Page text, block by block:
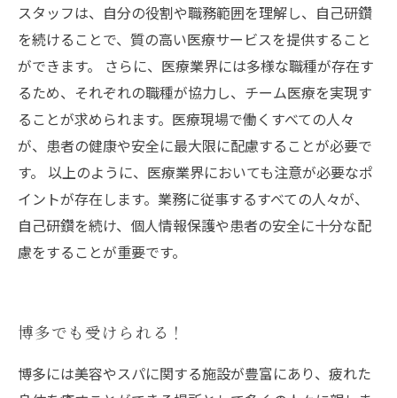
スタッフは、自分の役割や職務範囲を理解し、自己研鑽
を続けることで、質の高い医療サービスを提供すること
ができます。 さらに、医療業界には多様な職種が存在す
るため、それぞれの職種が協力し、チーム医療を実現す
ることが求められます。医療現場で働くすべての人々
が、患者の健康や安全に最大限に配慮することが必要で
す。 以上のように、医療業界においても注意が必要なポ
イントが存在します。業務に従事するすべての人々が、
自己研鑽を続け、個人情報保護や患者の安全に十分な配
慮をすることが重要です。
博多でも受けられる！
博多には美容やスパに関する施設が豊富にあり、疲れた